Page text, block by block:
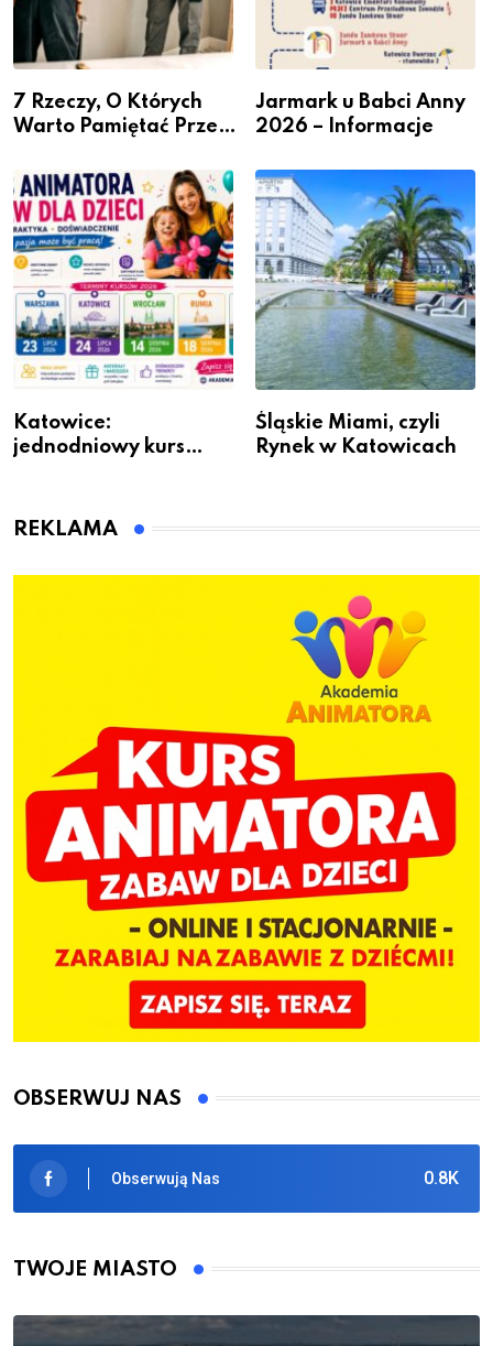
7 Rzeczy, O Których
Warto Pamiętać Przed
Jarmark u Babci Anny
2026 – Informacje
Katowice:
jednodniowy kurs
dzieci
Śląskie Miami, czyli
Rynek w Katowicach
REKLAMA
OBSERWUJ NAS
0.8K
Obserwują Nas
TWOJE MIASTO